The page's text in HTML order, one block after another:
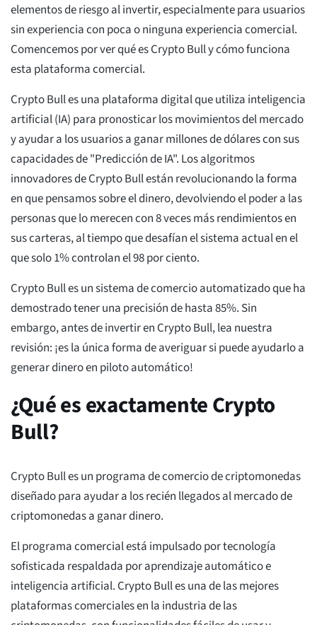
elementos de riesgo al invertir, especialmente para usuarios
sin experiencia con poca o ninguna experiencia comercial.
Comencemos por ver qué es Crypto Bull y cómo funciona
esta plataforma comercial.
Crypto Bull es una plataforma digital que utiliza inteligencia
artificial (IA) para pronosticar los movimientos del mercado
y ayudar a los usuarios a ganar millones de dólares con sus
capacidades de "Predicción de IA". Los algoritmos
innovadores de Crypto Bull están revolucionando la forma
en que pensamos sobre el dinero, devolviendo el poder a las
personas que lo merecen con 8 veces más rendimientos en
sus carteras, al tiempo que desafían el sistema actual en el
que solo 1% controlan el 98 por ciento.
Crypto Bull es un sistema de comercio automatizado que ha
demostrado tener una precisión de hasta 85%. Sin
embargo, antes de invertir en Crypto Bull, lea nuestra
revisión: ¡es la única forma de averiguar si puede ayudarlo a
generar dinero en piloto automático!
¿Qué es exactamente Crypto
Bull?
Crypto Bull es un programa de comercio de criptomonedas
diseñado para ayudar a los recién llegados al mercado de
criptomonedas a ganar dinero.
El programa comercial está impulsado por tecnología
sofisticada respaldada por aprendizaje automático e
inteligencia artificial. Crypto Bull es una de las mejores
plataformas comerciales en la industria de las